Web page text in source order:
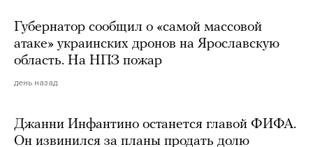
Губернатор сообщил о «самой массовой
атаке» украинских дронов на Ярославскую
область. На НПЗ пожар
день назад
Джанни Инфантино останется главой ФИФА.
Он извинился за планы продать долю